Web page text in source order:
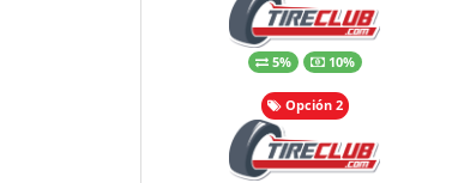
5% 10%
Opción 2